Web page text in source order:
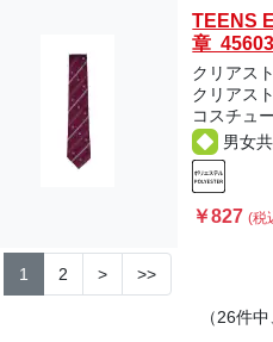
TEENS
章
クリアス
クリアス
コスチュ
男女
￥827(税
1 2 > >>
（26件